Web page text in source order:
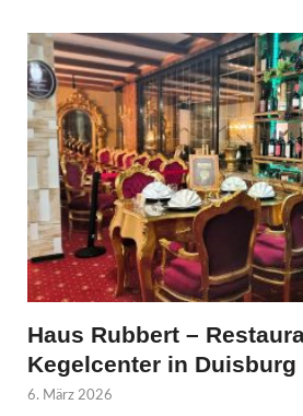
Haus Rubbert –
Kegelcenter in Duisburg
6. März 2026